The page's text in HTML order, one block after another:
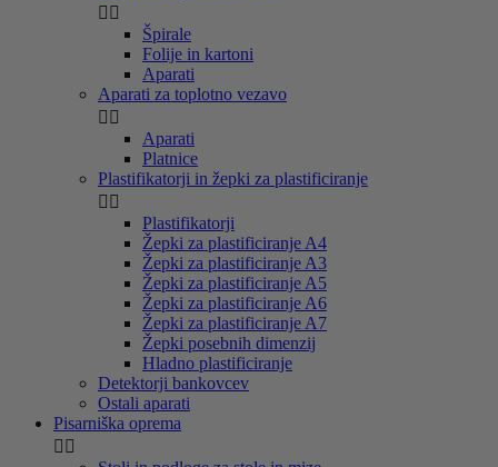
 
Špirale
Folije in kartoni
Aparati
Aparati za toplotno vezavo
 
Aparati
Platnice
Plastifikatorji in žepki za plastificiranje
 
Plastifikatorji
Žepki za plastificiranje A4
Žepki za plastificiranje A3
Žepki za plastificiranje A5
Žepki za plastificiranje A6
Žepki za plastificiranje A7
Žepki posebnih dimenzij
Hladno plastificiranje
Detektorji bankovcev
Ostali aparati
Pisarniška oprema
 